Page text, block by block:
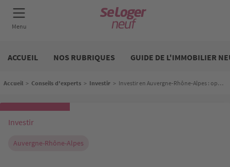
contenu
ACCUEIL
NOS RUBRIQUES GUIDE DE L'IMMOBILIER
Fil d'Ariane
Accueil > Conseils d'experts > Investir > Investir en Auvergne-Rhône-Alpes : opportunités et stratégies
Investir
Auvergne-Rhône-Alpes